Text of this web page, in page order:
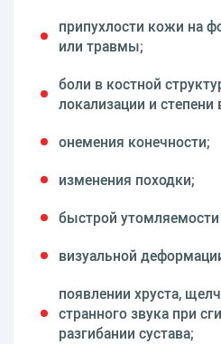
припухлости кожи на
или травмы;
боли в костной
локализации и
онемения конечности;
изменения походки;
быстрой утомляемости
визуальной
появлении хруста,
странного звука при
разгибании сустава;